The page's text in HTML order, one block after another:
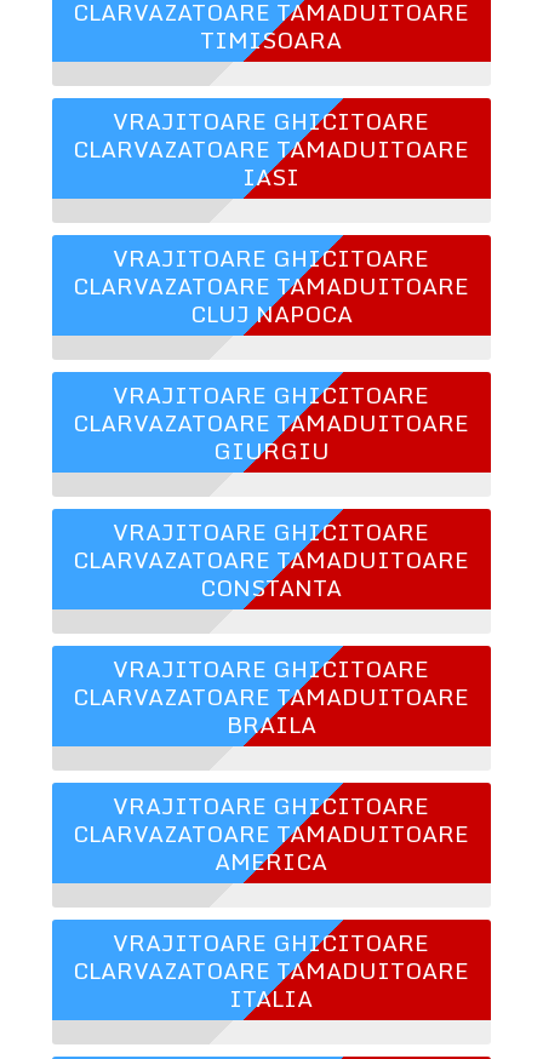
CLARVAZATOARE TAMADUITOARE
TIMISOARA
VRAJITOARE GHICITOARE
CLARVAZATOARE TAMADUITOARE
IASI
VRAJITOARE GHICITOARE
CLARVAZATOARE TAMADUITOARE
CLUJ NAPOCA
VRAJITOARE GHICITOARE
CLARVAZATOARE TAMADUITOARE
GIURGIU
VRAJITOARE GHICITOARE
CLARVAZATOARE TAMADUITOARE
CONSTANTA
VRAJITOARE GHICITOARE
CLARVAZATOARE TAMADUITOARE
BRAILA
VRAJITOARE GHICITOARE
CLARVAZATOARE TAMADUITOARE
AMERICA
VRAJITOARE GHICITOARE
CLARVAZATOARE TAMADUITOARE
ITALIA